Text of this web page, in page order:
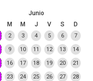
Junio
M M J V S D
2 3 4 5 6 7
9 10 11 12 13 14
16 17 18 19 20 21
23 24 25 26 27 28